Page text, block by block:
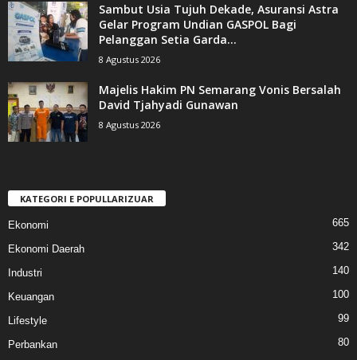
Sambut Usia Tujuh Dekade, Asuransi Astra
Gelar Program Undian GASPOL Bagi
Pelanggan Setia Garda...
8 Agustus 2026
Majelis Hakim PN Semarang Vonis Bersalah
David Tjahyadi Gunawan
8 Agustus 2026
KATEGORI E POPULLARIZUAR
Ekonomi 665
Ekonomi Daerah 342
Industri 140
Keuangan 100
Lifestyle 99
Perbankan
80